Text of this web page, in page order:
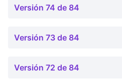
Versión 74 de 84
Versión 73 de 84
Versión 72 de 84